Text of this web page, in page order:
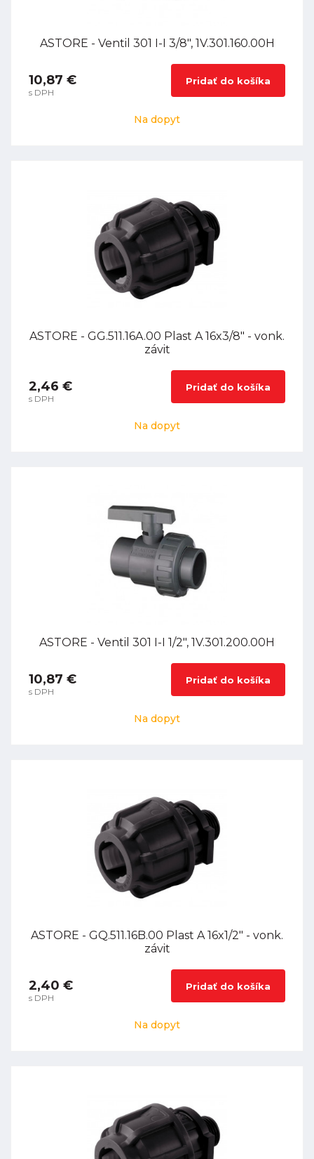
ASTORE - Ventil 301 I-I 3/8", 1V.301.160.00H
10,87 €
s DPH
Pridať do košíka
Na dopyt
ASTORE - GG.511.16A.00 Plast A 16x3/8" - vonk.
závit
2,46 €
s DPH
Pridať do košíka
Na dopyt
ASTORE - Ventil 301 I-I 1/2", 1V.301.200.00H
10,87 €
s DPH
Pridať do košíka
Na dopyt
ASTORE - GQ.511.16B.00 Plast A 16x1/2" - vonk.
závit
2,40 €
s DPH
Pridať do košíka
Na dopyt